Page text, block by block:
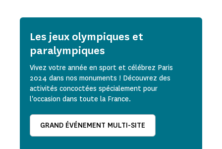
Les jeux olympiques et
paralympiques
Vivez votre année en sport et célébrez Paris
2024 dans nos monuments ! Découvrez des
activités concoctées spécialement pour
l'occasion dans toute la France.
GRAND ÉVÉNEMENT MULTI-SITE